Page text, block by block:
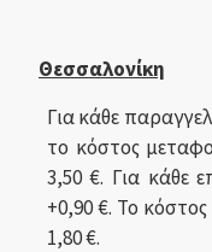
Θεσσαλονίκη
Για κάθε
το κόστος
3,50 €. Για κάθε
+0,90 €. Το
1,80 €.